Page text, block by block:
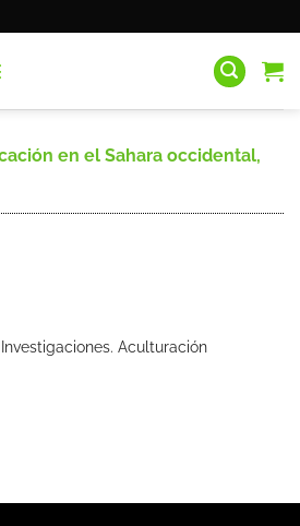
en el Sahara occidental,
Aculturación